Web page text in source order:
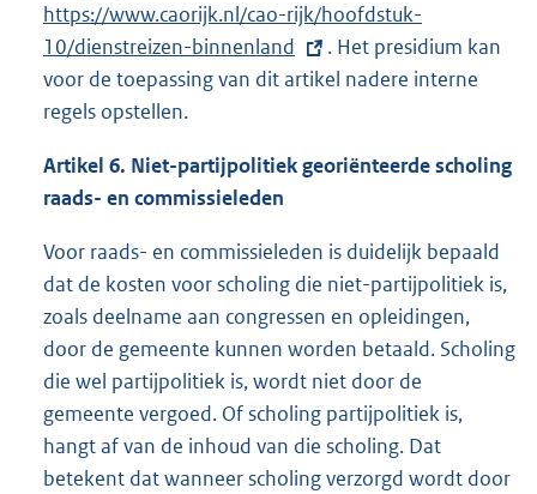
t
e
i
https://www.caorijk.nl/cao-rijk/hoofdstuk-
10/dienstreizen-binnenland
. Het presidium kan
voor de toepassing van dit artikel nadere interne
regels opstellen.
Artikel 6. Niet-partijpolitiek georiënteerde scholing
raads- en commissieleden
Voor raads- en commissieleden is duidelijk bepaald
dat de kosten voor scholing die niet-partijpolitiek is,
zoals deelname aan congressen en opleidingen,
door de gemeente kunnen worden betaald. Scholing
die wel partijpolitiek is, wordt niet door de
gemeente vergoed. Of scholing partijpolitiek is,
hangt af van de inhoud van die scholing. Dat
betekent dat wanneer scholing verzorgd wordt door